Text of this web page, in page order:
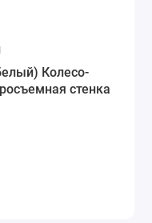
Колесо-
стенка